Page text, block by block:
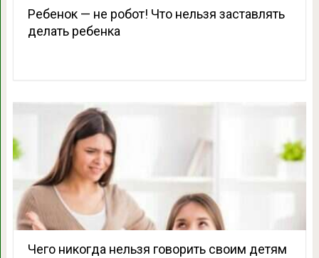
Ребенок — не робот! Что нельзя заставлять
делать ребенка
Чего никогда нельзя говорить своим детям